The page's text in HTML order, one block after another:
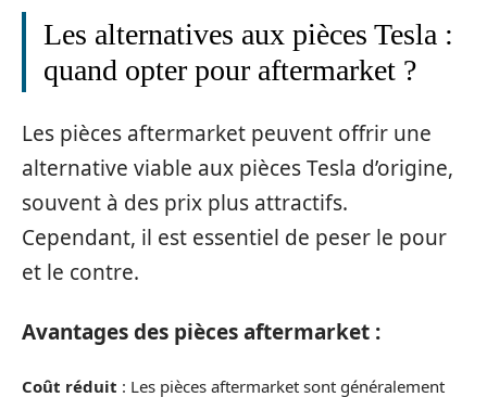
Les alternatives aux pièces Tesla :
quand opter pour aftermarket ?
Les pièces aftermarket peuvent offrir une
alternative viable aux pièces Tesla d’origine,
souvent à des prix plus attractifs.
Cependant, il est essentiel de peser le pour
et le contre.
Avantages des pièces aftermarket :
Coût réduit : Les pièces aftermarket sont généralement